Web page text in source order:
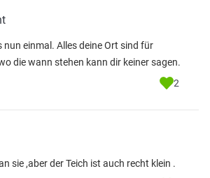
nun einmal. Alles deine Ort sind für
die wann stehen kann dir keiner sagen.
2
sie ,aber der Teich ist auch recht klein .